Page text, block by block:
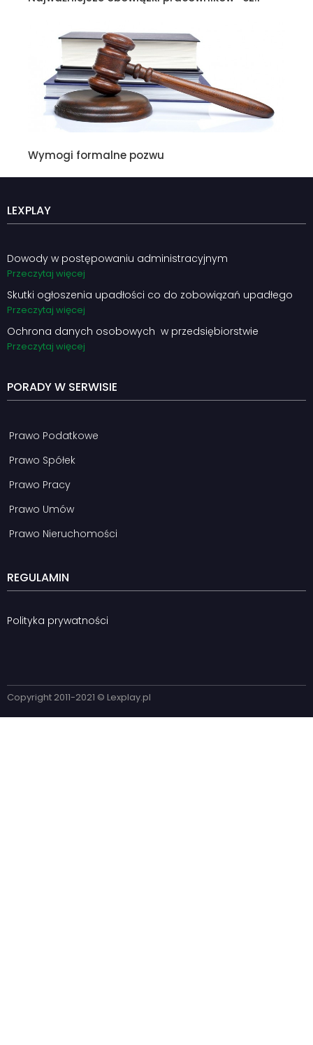
Wymogi formalne pozwu
LEXPLAY
Dowody w postępowaniu administracyjnym
Przeczytaj więcej
Skutki ogłoszenia upadłości co do zobowiązań upadłego
Przeczytaj więcej
Ochrona danych osobowych w przedsiębiorstwie
Przeczytaj więcej
PORADY W SERWISIE
Prawo Podatkowe
Prawo Spółek
Prawo Pracy
Prawo Umów
Prawo Nieruchomości
REGULAMIN
Polityka prywatności
Copyright 2011-2021 © Lexplay.pl​